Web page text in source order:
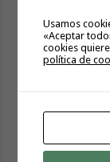
Usamos
«Aceptar
cookies
política de